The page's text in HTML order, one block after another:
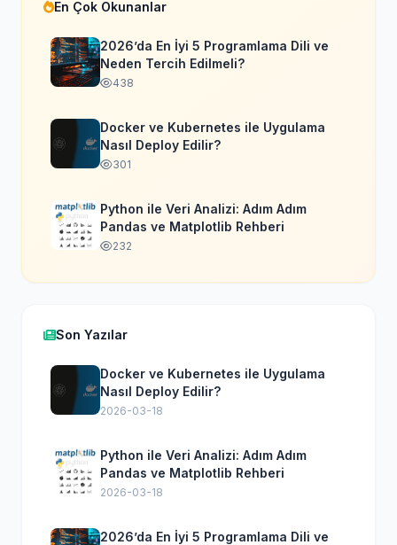
En Çok Okunanlar
2026’da En İyi 5 Programlama Dili ve
Neden Tercih Edilmeli?
438
Docker ve Kubernetes ile Uygulama
Nasıl Deploy Edilir?
301
Python ile Veri Analizi: Adım Adım
Pandas ve Matplotlib Rehberi
232
Son Yazılar
Docker ve Kubernetes ile Uygulama
Nasıl Deploy Edilir?
2026-03-18
Python ile Veri Analizi: Adım Adım
Pandas ve Matplotlib Rehberi
2026-03-18
2026’da En İyi 5 Programlama Dili ve